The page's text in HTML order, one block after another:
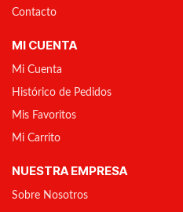
Contacto
MI CUENTA
Mi Cuenta
Histórico de Pedidos
Mis Favoritos
Mi Carrito
NUESTRA EMPRESA
Sobre Nosotros